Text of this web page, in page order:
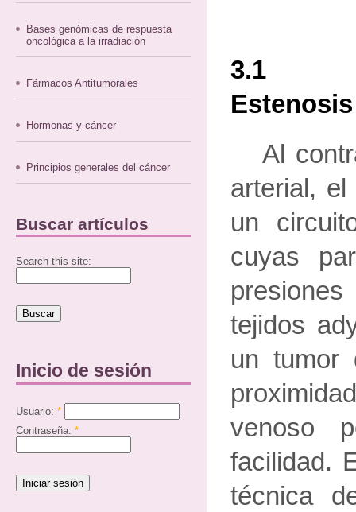
Bases genómicas de respuesta
oncológica a la irradiación
Fármacos Antitumorales
Hormonas y cáncer
Principios generales del cáncer
Buscar artículos
Search this site:
Inicio de sesión
Usuario: *
Contraseña: *
3.1
Al
arterial,
un
cuyas
tejidos
un tumor
venoso
facilidad.
técnica